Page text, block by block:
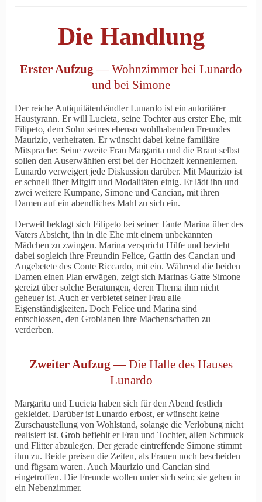
Die Handlung
Erster Aufzug— Wohnzimmer bei Lunardo
und bei Simone
Der reiche Antiquitätenhändler Lunardo ist ein autoritärer
Haustyrann. Er will Lucieta, seine Tochter aus erster Ehe, mit
Filipeto, dem Sohn seines ebenso wohlhabenden Freundes
Maurizio, verheiraten. Er wünscht dabei keine familiäre
Mitsprache: Seine zweite Frau Margarita und die Braut selbst
sollen den Auserwählten erst bei der Hochzeit kennenlernen.
Lunardo verweigert jede Diskussion darüber. Mit Maurizio ist
er schnell über Mitgift und Modalitäten einig. Er lädt ihn und
zwei weitere Kumpane, Simone und Cancian, mit ihren
Damen auf ein abendliches Mahl zu sich ein.
Derweil beklagt sich Filipeto bei seiner Tante Marina über des
Vaters Absicht, ihn in die Ehe mit einem unbekannten
Mädchen zu zwingen. Marina verspricht Hilfe und bezieht
dabei sogleich ihre Freundin Felice, Gattin des Cancian und
Angebetete des Conte Riccardo, mit ein. Während die beiden
Damen einen Plan erwägen, zeigt sich Marinas Gatte Simone
gereizt über solche Beratungen, deren Thema ihm nicht
geheuer ist. Auch er verbietet seiner Frau alle
Eigenständigkeiten. Doch Felice und Marina sind
entschlossen, den Grobianen ihre Machenschaften zu
verderben.
Zweiter Aufzug— Die Halle des Hauses
Lunardo
Margarita und Lucieta haben sich für den Abend festlich
gekleidet. Darüber ist Lunardo erbost, er wünscht keine
Zurschaustellung von Wohlstand, solange die Verlobung nicht
realisiert ist. Grob befiehlt er Frau und Tochter, allen Schmuck
und Flitter abzulegen. Der gerade eintreffende Simone stimmt
ihm zu. Beide preisen die Zeiten, als Frauen noch bescheiden
und fügsam waren. Auch Maurizio und Cancian sind
eingetroffen. Die Freunde wollen unter sich sein; sie gehen in
ein Nebenzimmer.